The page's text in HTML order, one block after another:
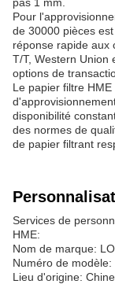
Pour
de 30000 pièces
réponse rapide aux
T/T, Western Union
options de
Le papier filtre
disponibilité
des normes de
de papier filtrant
Services de
HME:
Nom de marque:
Numéro de
Lieu d'origine: Chine